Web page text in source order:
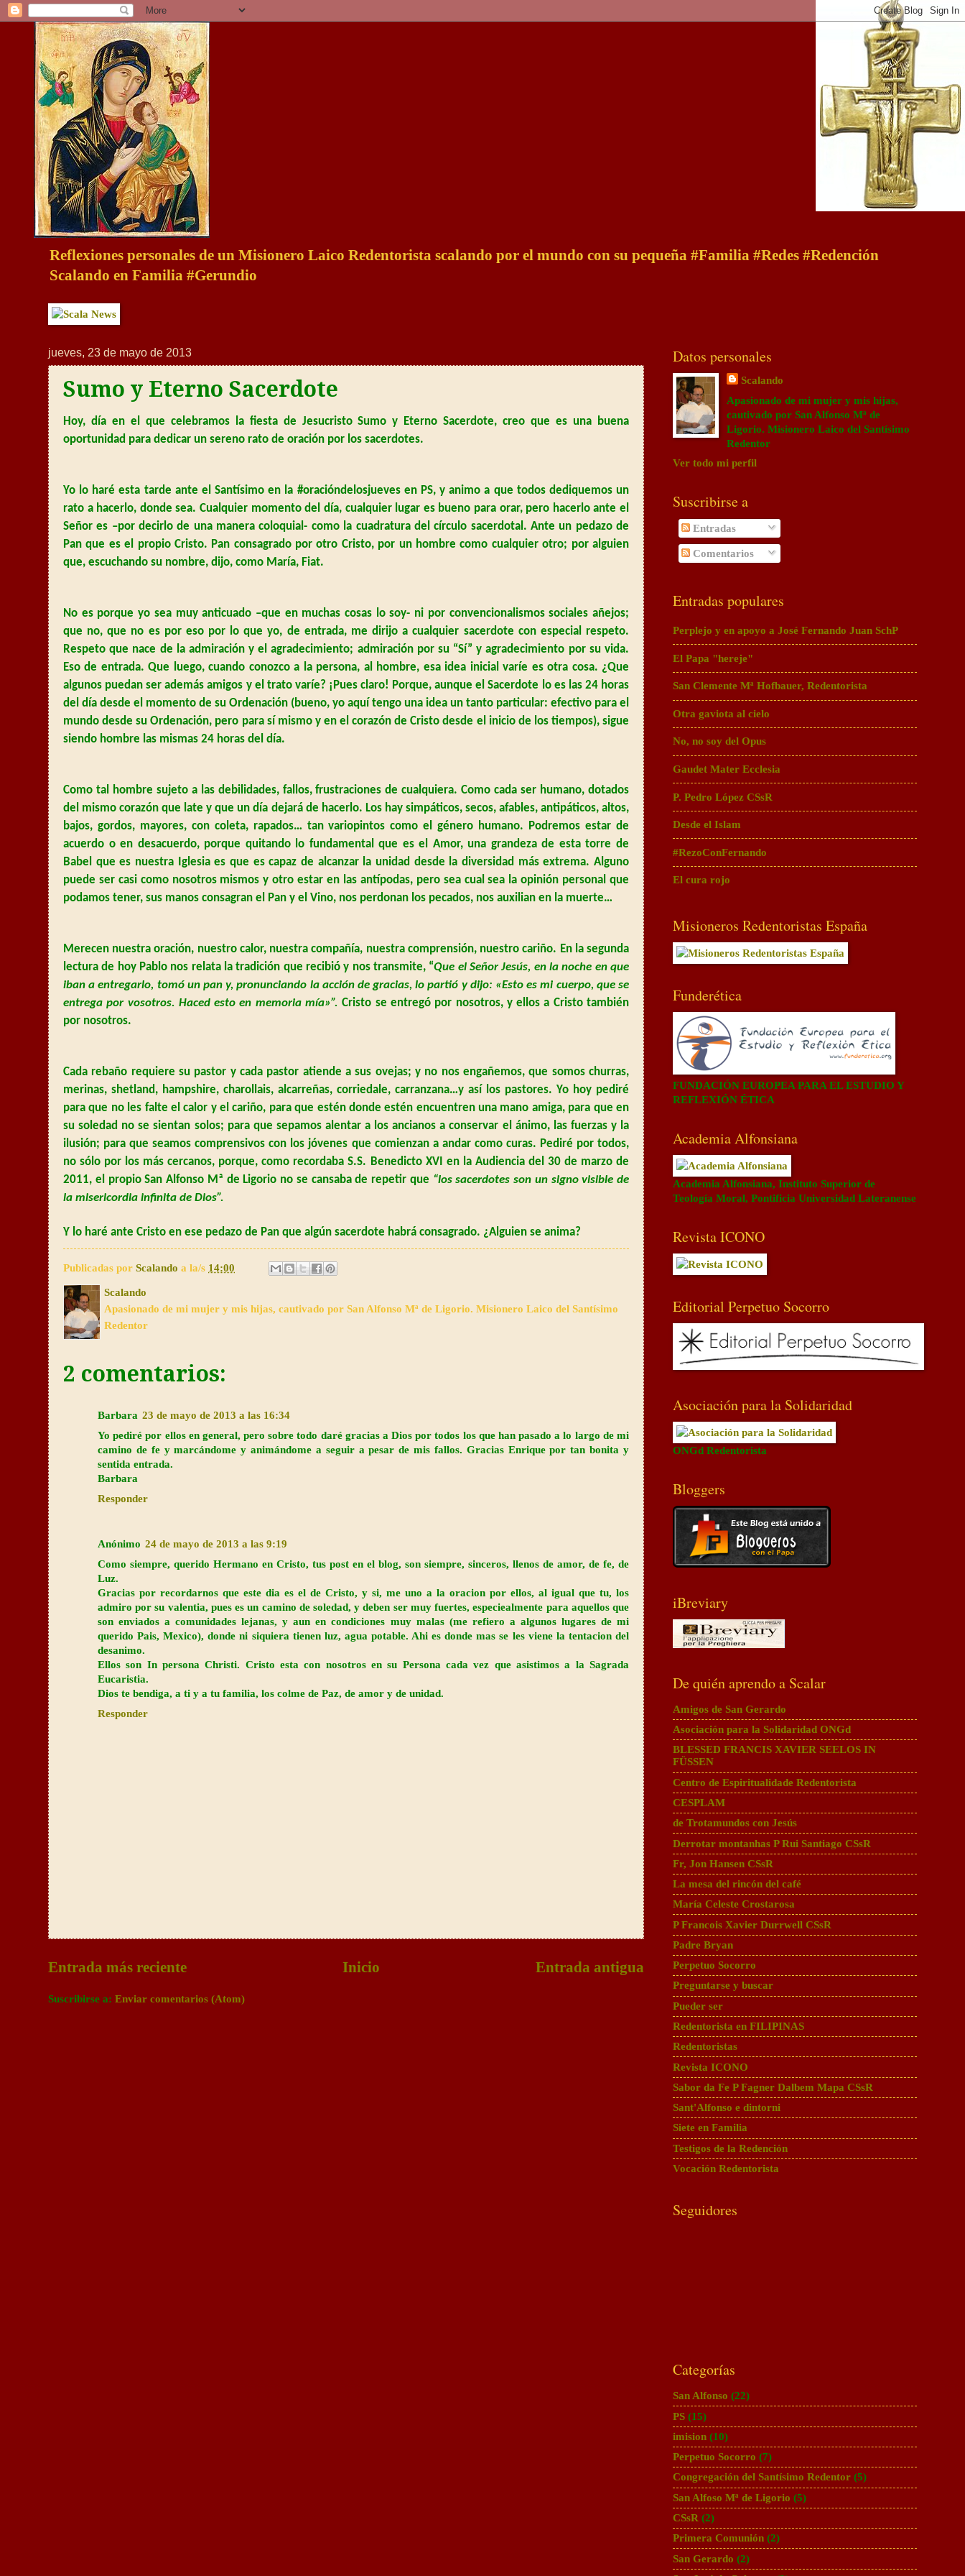
Reflexiones personales de un Misionero Laico Redentorista scalando por el mundo con su pequeña #Familia #Redes #Redención
Scalando en Familia #Gerundio
jueves, 23 de mayo de 2013
Sumo y Eterno Sacerdote
Hoy, día en el que celebramos la fiesta de Jesucristo Sumo y Eterno Sacerdote, creo que es una buena
oportunidad para dedicar un sereno rato de oración por los sacerdotes.
Yo lo haré esta tarde ante el Santísimo en la #oracióndelosjueves en PS, y animo a que todos dediquemos un
rato a hacerlo, donde sea. Cualquier momento del día, cualquier lugar es bueno para orar, pero hacerlo ante el
Señor es –por decirlo de una manera coloquial- como la cuadratura del círculo sacerdotal. Ante un pedazo de
Pan que es el propio Cristo. Pan consagrado por otro Cristo, por un hombre como cualquier otro; por alguien
que, escuchando su nombre, dijo, como María, Fiat.
No es porque yo sea muy anticuado –que en muchas cosas lo soy- ni por convencionalismos sociales añejos;
que no, que no es por eso por lo que yo, de entrada, me dirijo a cualquier sacerdote con especial respeto.
Respeto que nace de la admiración y el agradecimiento; admiración por su “Sí” y agradecimiento por su vida.
Eso de entrada. Que luego, cuando conozco a la persona, al hombre, esa idea inicial varíe es otra cosa. ¿Que
algunos puedan ser además amigos y el trato varíe? ¡Pues claro! Porque, aunque el Sacerdote lo es las 24 horas
del día desde el momento de su Ordenación (bueno, yo aquí tengo una idea un tanto particular: efectivo para el
mundo desde su Ordenación, pero para sí mismo y en el corazón de Cristo desde el inicio de los tiempos), sigue
siendo hombre las mismas 24 horas del día.
Como tal hombre sujeto a las debilidades, fallos, frustraciones de cualquiera. Como cada ser humano, dotados
del mismo corazón que late y que un día dejará de hacerlo. Los hay simpáticos, secos, afables, antipáticos, altos,
bajos, gordos, mayores, con coleta, rapados… tan variopintos como el género humano. Podremos estar de
acuerdo o en desacuerdo, porque quitando lo fundamental que es el Amor, una grandeza de esta torre de
Babel que es nuestra Iglesia es que es capaz de alcanzar la unidad desde la diversidad más extrema. Alguno
puede ser casi como nosotros mismos y otro estar en las antípodas, pero sea cual sea la opinión personal que
podamos tener, sus manos consagran el Pan y el Vino, nos perdonan los pecados, nos auxilian en la muerte…
Merecen nuestra oración, nuestro calor, nuestra compañía, nuestra comprensión, nuestro cariño. En la segunda
lectura de hoy Pablo nos relata la tradición que recibió y nos transmite, “Que el Señor Jesús, en la noche en que
iban a entregarlo, tomó un pan y, pronunciando la acción de gracias, lo partió y dijo: «Esto es mi cuerpo, que se
entrega por vosotros. Haced esto en memoria mía»”.Cristo se entregó por nosotros, y ellos a Cristo también
por nosotros.
Cada rebaño requiere su pastor y cada pastor atiende a sus ovejas; y no nos engañemos, que somos churras,
merinas, shetland, hampshire, charollais, alcarreñas, corriedale, carranzana…y así los pastores. Yo hoy pediré
para que no les falte el calor y el cariño, para que estén donde estén encuentren una mano amiga, para que en
su soledad no se sientan solos; para que sepamos alentar a los ancianos a conservar el ánimo, las fuerzas y la
ilusión; para que seamos comprensivos con los jóvenes que comienzan a andar como curas. Pediré por todos,
no sólo por los más cercanos, porque, como recordaba S.S. Benedicto XVI en la Audienciadel 30 de marzo de
2011, el propio San Alfonso Mª de Ligorio no se cansaba de repetir que “los sacerdotes son un signo visible de
la misericordia infinita de Dios”.
Y lo haré ante Cristo en ese pedazo de Pan que algún sacerdote habrá consagrado. ¿Alguien se anima?
Publicadas por Scalando a la/s 14:00
Scalando
Apasionado de mi mujer y mis hijas, cautivado por San Alfonso Mª de Ligorio. Misionero Laico del Santísimo
Redentor
2 comentarios:
Barbara 23 de mayo de 2013 a las 16:34
Yo pediré por ellos en general, pero sobre todo daré gracias a Dios por todos los que han pasado a lo largo de mi
camino de fe y marcándome y animándome a seguir a pesar de mis fallos. Gracias Enrique por tan bonita y
sentida entrada.
Barbara
Responder
Anónimo 24 de mayo de 2013 a las 9:19
Como siempre, querido Hermano en Cristo, tus post en el blog, son siempre, sinceros, llenos de amor, de fe, de
Luz.
Gracias por recordarnos que este dia es el de Cristo, y si, me uno a la oracion por ellos, al igual que tu, los
admiro por su valentia, pues es un camino de soledad, y deben ser muy fuertes, especiealmente para aquellos que
son enviados a comunidades lejanas, y aun en condiciones muy malas (me refiero a algunos lugares de mi
querido Pais, Mexico), donde ni siquiera tienen luz, agua potable. Ahi es donde mas se les viene la tentacion del
desanimo.
Ellos son In persona Christi. Cristo esta con nosotros en su Persona cada vez que asistimos a la Sagrada
Eucaristia.
Dios te bendiga, a ti y a tu familia, los colme de Paz, de amor y de unidad.
Responder
Entrada más reciente Entrada antigua
Inicio
Suscribirse a: Enviar comentarios (Atom)
Datos personales
Scalando
Apasionado de mi mujer y mis hijas,
cautivado por San Alfonso Mª de
Ligorio. Misionero Laico del Santísimo
Redentor
Ver todo mi perfil
Suscribirse a
Entradas
Comentarios
Entradas populares
Perplejo y en apoyo a José Fernando Juan SchP
El Papa "hereje"
San Clemente Mª Hofbauer, Redentorista
Otra gaviota al cielo
No, no soy del Opus
Gaudet Mater Ecclesia
P. Pedro López CSsR
Desde el Islam
#RezoConFernando
El cura rojo
Misioneros Redentoristas España
Funderética
FUNDACIÓN EUROPEA PARA EL ESTUDIO Y
REFLEXIÓN ÉTICA
Academia Alfonsiana
Academia Alfonsiana, Instituto Superior de
Teología Moral, Pontificia Universidad Lateranense
Revista ICONO
Editorial Perpetuo Socorro
Asociación para la Solidaridad
ONGd Redentorista
Bloggers
iBreviary
De quién aprendo a Scalar
Amigos de San Gerardo
Asociación para la Solidaridad ONGd
BLESSED FRANCIS XAVIER SEELOS IN
FÜSSEN
Centro de Espiritualidade Redentorista
CESPLAM
de Trotamundos con Jesús
Derrotar montanhas P Rui Santiago CSsR
Fr, Jon Hansen CSsR
La mesa del rincón del café
María Celeste Crostarosa
P Francois Xavier Durrwell CSsR
Padre Bryan
Perpetuo Socorro
Preguntarse y buscar
Pueder ser
Redentorista en FILIPINAS
Redentoristas
Revista ICONO
Sabor da Fe P Fagner Dalbem Mapa CSsR
Sant'Alfonso e dintorni
Siete en Familia
Testigos de la Redención
Vocación Redentorista
Seguidores
Categorías
San Alfonso (22)
PS (15)
imision (10)
Perpetuo Socorro (7)
Congregación del Santísimo Redentor (5)
San Alfoso Mª de Ligorio (5)
CSsR (2)
Primera Comunión (2)
San Gerardo (2)